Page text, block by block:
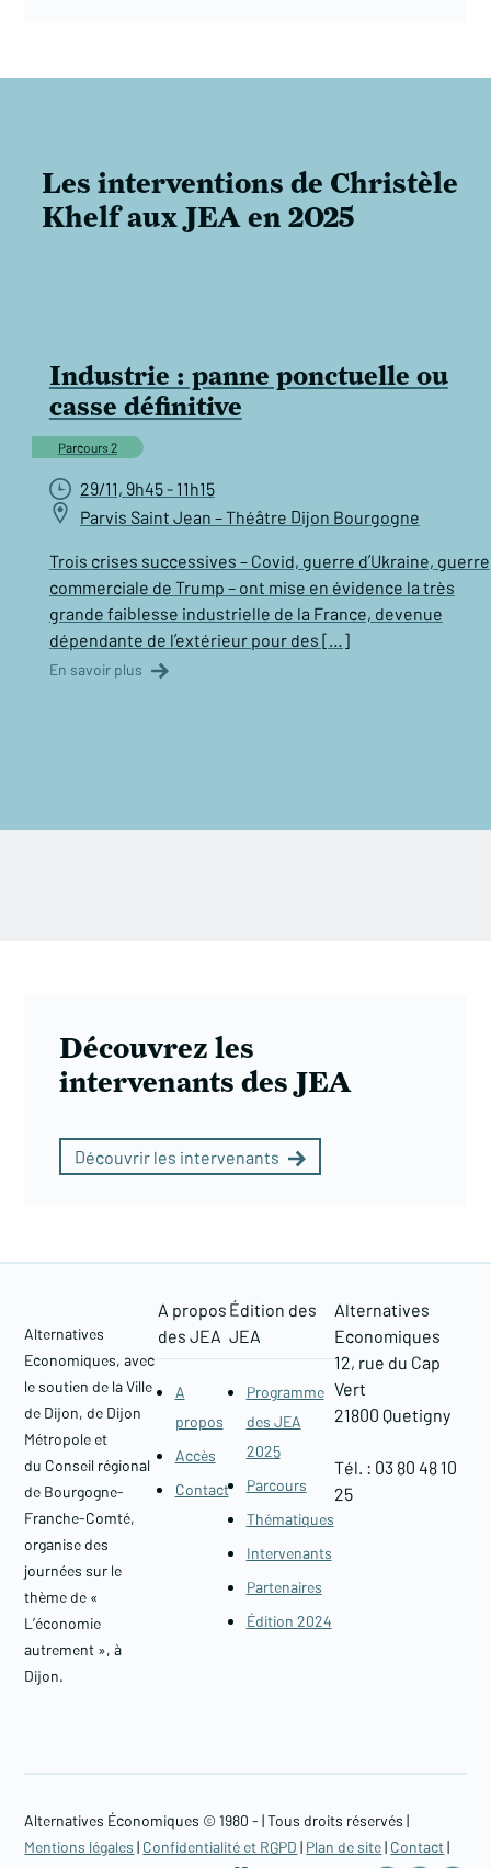
Les interventions de Christèle
Khelf aux JEA en 2025
Industrie : panne ponctuelle ou
casse définitive
Parcours 2
29/11, 9h45 - 11h15
Parvis Saint Jean – Théâtre Dijon Bourgogne
Trois crises successives – Covid, guerre d’Ukraine, guerre
commerciale de Trump – ont mise en évidence la très
grande faiblesse industrielle de la France, devenue
dépendante de l’extérieur pour des […]
En savoir plus
Découvrez les
intervenants des JEA
Découvrir les intervenants
Alternatives
Economiques, avec
le soutien de la Ville
de Dijon, de Dijon
Métropole et
du Conseil régional
de Bourgogne-
Franche-Comté,
organise des
journées sur le
thème de «
L’économie
autrement », à
Dijon.
A propos
des JEA
A
propos
Accès
Contact
Édition des
JEA
Programme
des JEA
2025
Parcours
Thématiques
Intervenants
Partenaires
Édition 2024
Alternatives
Economiques
12, rue du Cap
Vert
21800 Quetigny​
Tél. : 03 80 48 10
25
Alternatives Économiques © 1980 -| Tous droits réservés |
Mentions légales | Confidentialité et RGPD | Plan de site| Contact|